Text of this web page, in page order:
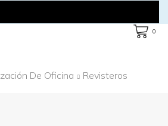
0
De Oficina Revisteros